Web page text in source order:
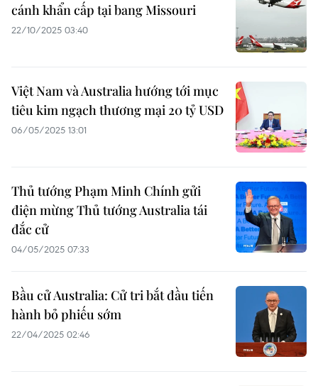
cánh khẩn cấp tại bang Missouri
22/10/2025 03:40
Việt Nam và Australia hướng tới mục
tiêu kim ngạch thương mại 20 tỷ USD
06/05/2025 13:01
Thủ tướng Phạm Minh Chính gửi
điện mừng Thủ tướng Australia tái
đắc cử
04/05/2025 07:33
Bầu cử Australia: Cử tri bắt đầu tiến
hành bỏ phiếu sớm
22/04/2025 02:46